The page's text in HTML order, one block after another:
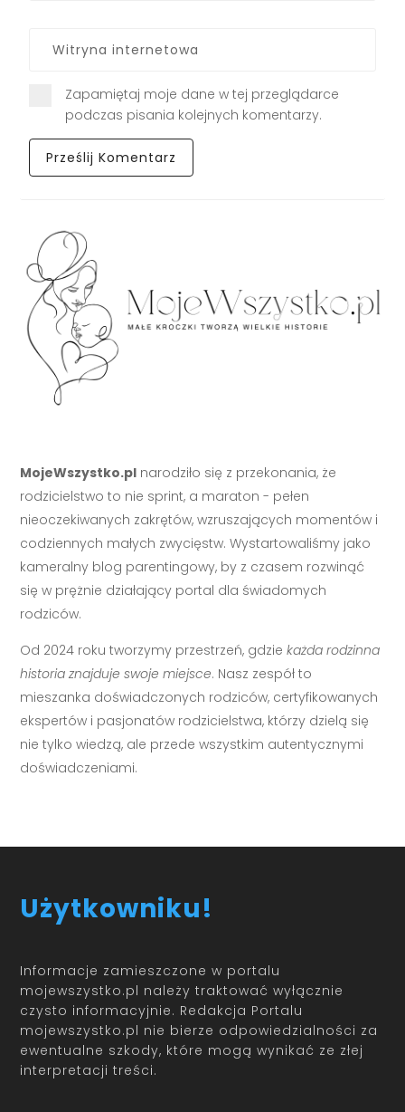
Zapamiętaj moje dane w tej przeglądarce
podczas pisania kolejnych komentarzy.
MojeWszystko.pl narodziło się z przekonania, że
rodzicielstwo to nie sprint, a maraton - pełen
nieoczekiwanych zakrętów, wzruszających momentów i
codziennych małych zwycięstw. Wystartowaliśmy jako
kameralny blog parentingowy, by z czasem rozwinąć
się w prężnie działający portal dla świadomych
rodziców.
Od 2024 roku tworzymy przestrzeń, gdziekażda rodzinna
historia znajduje swoje miejsce. Nasz zespół to
mieszanka doświadczonych rodziców, certyfikowanych
ekspertów i pasjonatów rodzicielstwa, którzy dzielą się
nie tylko wiedzą, ale przede wszystkim autentycznymi
doświadczeniami.
Użytkowniku!
Informacje zamieszczone w portalu
mojewszystko.pl należy traktować wyłącznie
czysto informacyjnie. Redakcja Portalu
mojewszystko.pl nie bierze odpowiedzialności za
ewentualne szkody, które mogą wynikać ze złej
interpretacji treści.